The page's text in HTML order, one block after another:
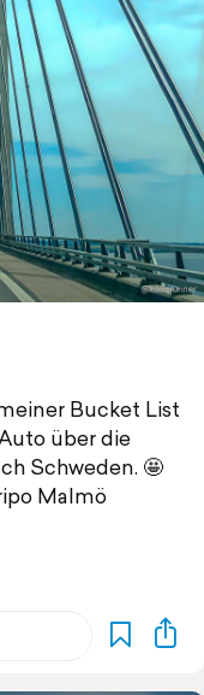
Bucket List
über die
Schweden. 🤩
Malmö